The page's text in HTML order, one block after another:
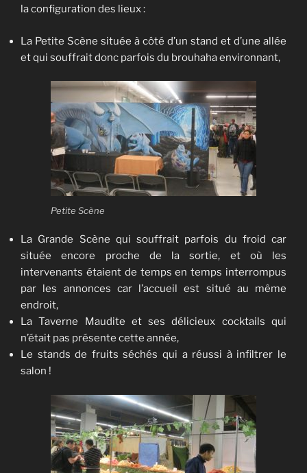
la configuration des lieux :
La Petite Scène située à côté d’un stand et d’une allée
et qui souffrait donc parfois du brouhaha environnant,
Petite Scène
La Grande Scène qui souffrait parfois du froid car
située encore proche de la sortie, et où les
intervenants étaient de temps en temps interrompus
par les annonces car l’accueil est situé au même
endroit,
La Taverne Maudite et ses délicieux cocktails qui
n’était pas présente cette année,
Le stands de fruits séchés qui a réussi à infiltrer le
salon !